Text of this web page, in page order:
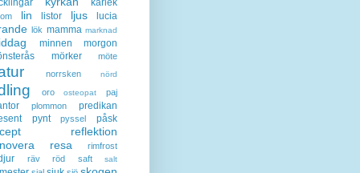
kärlek
lin listor ljus lucia
lök mamma marknad
minnen
morgon
mörker möte
norrsken nörd
oro osteopat paj
plommon
predikan
pynt pyssel påsk
reflektion
resa rimfrost
räv röd saft salt